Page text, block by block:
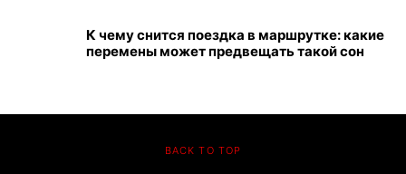
К чему снится поездка в маршрутке: какие
перемены может предвещать такой сон
BACK TO TOP